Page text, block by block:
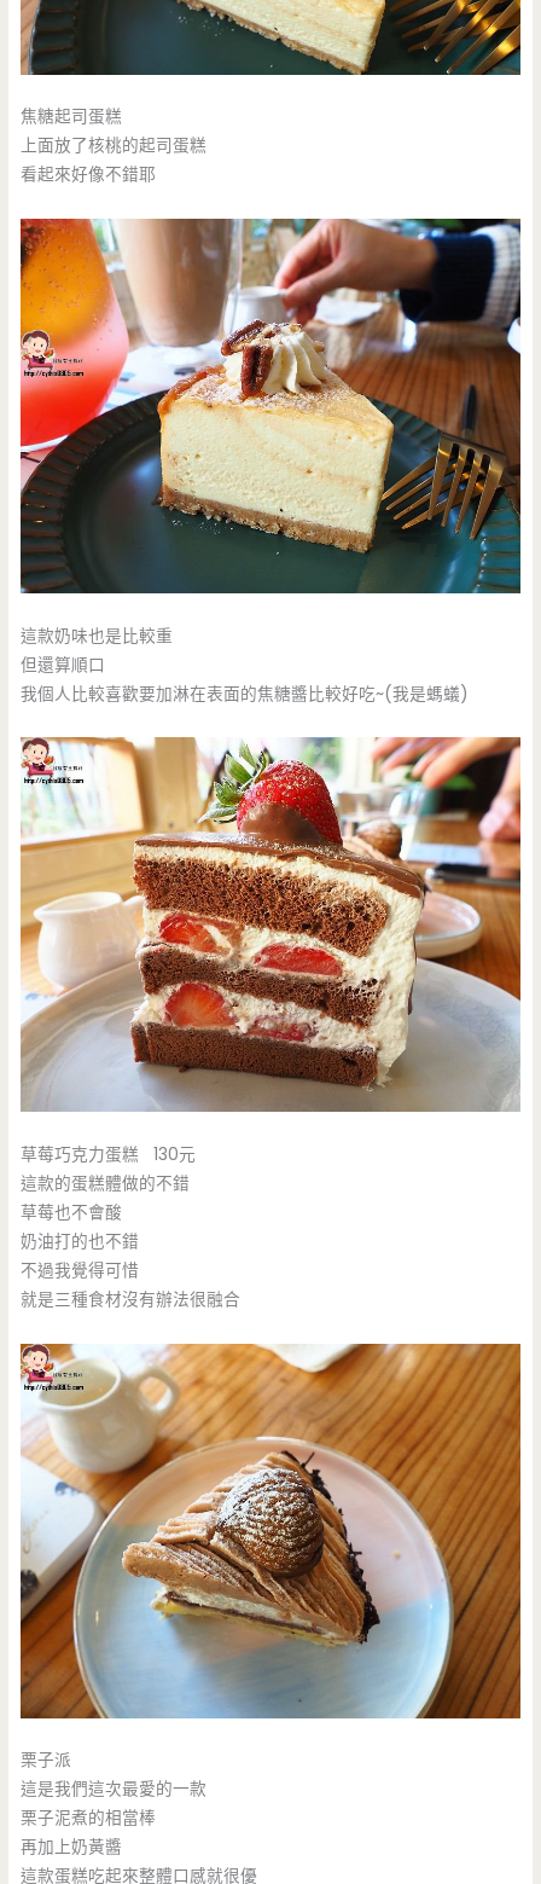
焦糖起司蛋糕
上面放了核桃的起司蛋糕
看起來好像不錯耶
這款奶味也是比較重
但還算順口
我個人比較喜歡要加淋在表面的焦糖醬比較好吃~(我是螞蟻)
草莓巧克力蛋糕 130元
這款的蛋糕體做的不錯
草莓也不會酸
奶油打的也不錯
不過我覺得可惜
就是三種食材沒有辦法很融合
栗子派
這是我們這次最愛的一款
栗子泥煮的相當棒
再加上奶黃醬
這款蛋糕吃起來整體口感就很優